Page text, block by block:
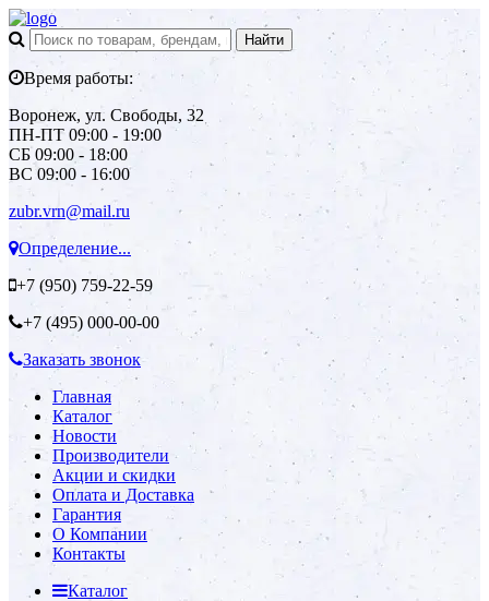
Время работы:
Воронеж, ул. Свободы, 32
ПН-ПТ 09:00 - 19:00
СБ 09:00 - 18:00
ВС 09:00 - 16:00
zubr.vrn@mail.ru
Определение...
+7 (950) 759-22-59
+7 (495) 000-00-00
Заказать звонок
Главная
Каталог
Новости
Производители
Акции и скидки
Оплата и Доставка
Гарантия
О Компании
Контакты
Каталог